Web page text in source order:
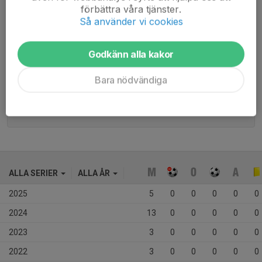
Favoritlag:
ALLA SERIER ALLA ÅR
2025 5 0 0 0 0 0
2024 13 0 0 0 0 0
2023 3 0 0 0 0 0
2022 3 0 0 0 0 0
förbättra våra tjänster.
Så använder vi cookies
Godkänn alla kakor
Bara nödvändiga